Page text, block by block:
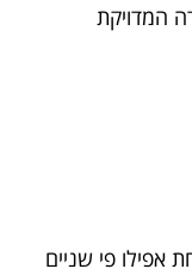
המדויקת
אפילו פי שניים